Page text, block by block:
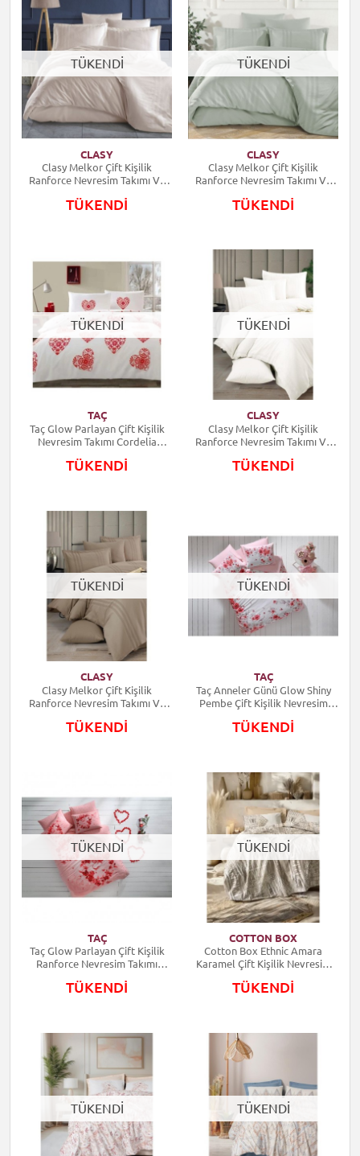
TÜKENDİ
CLASY
Clasy Melkor Çift Kişilik
Ranforce Nevresim Takımı V8
TÜKENDİ
TÜKENDİ
CLASY
Clasy Melkor Çift Kişilik
Ranforce Nevresim Takımı V9
TÜKENDİ
TÜKENDİ
TAÇ
Taç Glow Parlayan Çift Kişilik
Nevresim Takımı Cordelia
TÜKENDİ
TÜKENDİ
CLASY
Clasy Melkor Çift Kişilik
Ranforce Nevresim Takımı V2
TÜKENDİ
TÜKENDİ
CLASY
Clasy Melkor Çift Kişilik
Ranforce Nevresim Takımı V4
TÜKENDİ
TÜKENDİ
TAÇ
Taç Anneler Günü Glow Shiny
Pembe Çift Kişilik Nevresim
TÜKENDİ
TÜKENDİ
TAÇ
Taç Glow Parlayan Çift Kişilik
Ranforce Nevresim Takımı
TÜKENDİ
TÜKENDİ
COTTON BOX
Cotton Box Ethnic Amara
Karamel Çift Kişilik Nevresim
TÜKENDİ
TÜKENDİ TÜKENDİ